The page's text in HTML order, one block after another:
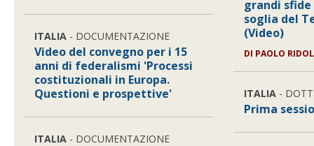
ITALIA - DOCUMENTAZIONE
Video del convegno per i 15
anni di federalismi 'Processi
costituzionali in Europa.
Questioni e prospettive'
ITALIA - DOCUMENTAZIONE
grandi
soglia del
(Video)
DI PAOLO
ITALIA -
Prima